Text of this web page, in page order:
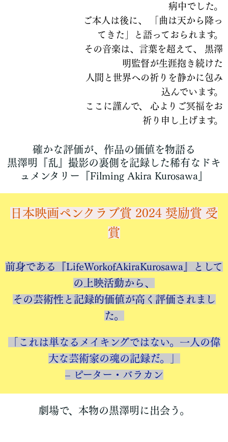
病中でした。
ご本人は後に、 「曲は天から降っ
てきた」と語っておられます。
その音楽は、言葉を超えて、 黒澤
明監督が生涯抱き続けた
人間と世界への祈りを静かに包み
込んでいます。
ここに謹んで、 心よりご冥福をお
祈り申し上げます。
確かな評価が、作品の価値を物語る
黒澤明『乱』撮影の裏側を記録した稀有なドキ
ュメンタリー『Filming Akira Kurosawa』
日本映画ペンクラブ賞 2024 奨励賞 受
賞
前身である『LifeWorkofAkiraKurosawa』として
の上映活動から、
その芸術性と記録的価値が高く評価されまし
た。
「これは単なるメイキングではない。一人の偉
大な芸術家の魂の記録だ。」
– ピーター・バラカン
劇場で、本物の黒澤明に出会う。